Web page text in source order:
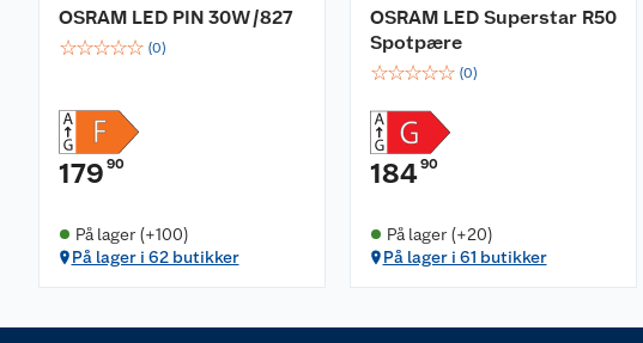
OSRAM LED PIN 30W/827
☆☆☆☆☆ (0)
179 90
På lager (+100)
På lager i 62 butikker
OSRAM LED Superstar R50
Spotpære
☆☆☆☆☆ (0)
18490
På lager (+20)
På lager i 61 butikker